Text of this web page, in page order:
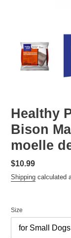
Healthy
Bison
moelle
Regular
price
$10.99
Shipping calculated
Size